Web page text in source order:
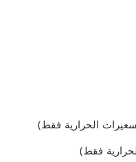
الحرارية فقط)
فقط)